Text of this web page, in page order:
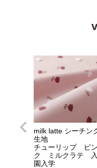
milk latte シーチン
生地
チューリップ ピン
ク ミルクラテ 入
園入学